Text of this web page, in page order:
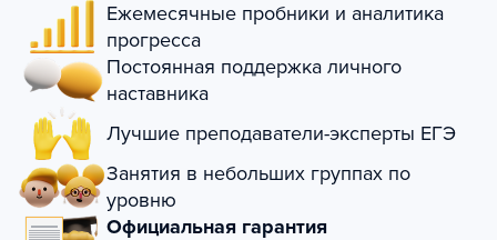
Ежемесячные пробники и аналитика
прогресса
Постоянная поддержка личного
наставника
Лучшие преподаватели-эксперты ЕГЭ
Занятия в небольших группах по
уровню
Официальная гарантия